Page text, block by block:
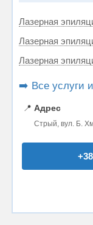
Лазерная
Лазерная
Лазерная
➡️ Все услуги
📍 Адрес
Стрый, вул. Б.